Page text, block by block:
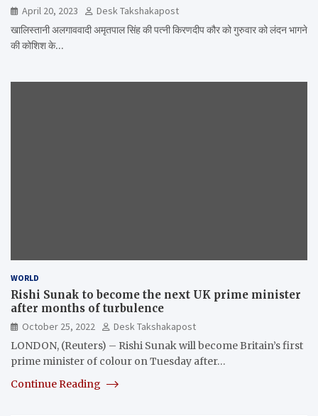
April 20, 2023
Desk Takshakapost
खालिस्तानी अलगाववादी अमृतपाल सिंह की पत्नी किरणदीप कौर को गुरुवार को लंदन भागने
की कोशिश के…
WORLD
Rishi Sunak to become the next UK prime minister
after months of turbulence
October 25, 2022
Desk Takshakapost
LONDON, (Reuters) – Rishi Sunak will become Britain’s first
prime minister of colour on Tuesday after…
Continue Reading